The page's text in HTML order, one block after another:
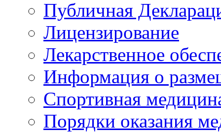
Публичная
Лицензирование
Лекарственное
Информация о
Спортивная
Порядки оказания